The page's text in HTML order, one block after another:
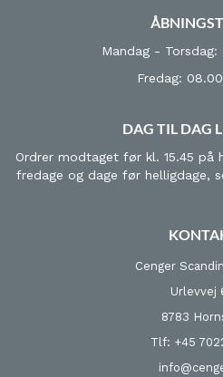
Mandag -
Fredag:
DAG TIL DAG
Ordrer modtaget før kl. 15.45 på
fredage og dage før helligdage,
Cenger
Urlevvej
8783
Tlf: +45